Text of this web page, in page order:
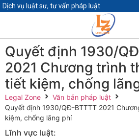
Dịch vụ luật sư, tư vấn pháp luật
Quyết định 1930/
2021 Chương trình
tiết kiệm, chống
Legal Zone
Văn bản pháp luật
Quyết định 1930/QĐ-BTTTT 2021
kiệm, chống lãng phí
Lĩnh vực luật: